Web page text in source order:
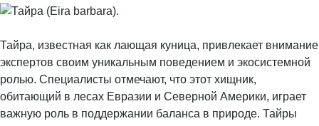
Тайра, известная как лающая куница, привлекает внимание
экспертов своим уникальным поведением и экосистемной
ролью. Специалисты отмечают, что этот хищник,
обитающий в лесах Евразии и Северной Америки, играет
важную роль в поддержании баланса в природе. Тайры